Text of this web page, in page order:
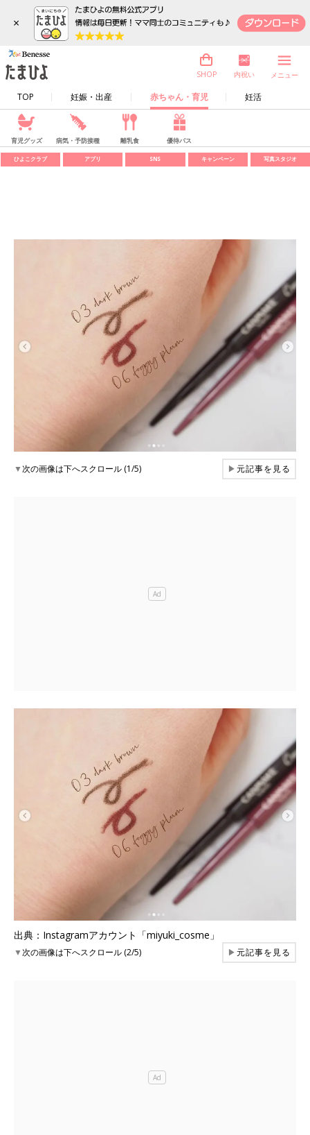
×
TOP 妊娠・出産 赤ちゃん・育児 妊活
SHOP 内祝い メニュー
育児グッズ 病気・予防接種 離乳食 優待パス
ひよこクラブ アプリ SNS キャンペーン 写真スタジオ
▼次の画像は下へスクロール (1/5) ▶元記事を見る
出典：Instagramアカウント「miyuki_cosme」
▼次の画像は下へスクロール (2/5) ▶元記事を見る